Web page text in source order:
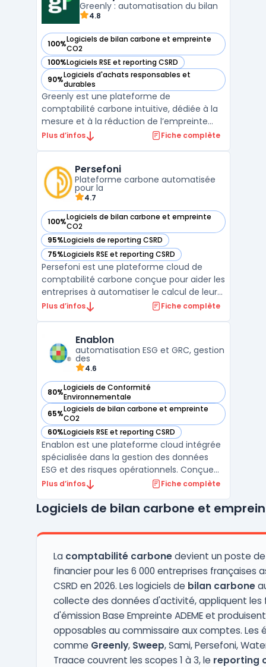
émissions dire ...Greenly : automatisation du bilan
4.8
100%Logiciels de bilan carbone et empreinte
CO2
— voir Greenly dans cette catégorie
100%Logiciels RSE et reporting CSRD
— voir Greenly dans cette catégorie
90%Logiciels d'achats responsables et
durables
— voir Greenly dans cette catégorie
Greenly est une plateforme de
comptabilité carbone intuitive, dédiée à la
mesure et à la réduction de l’empreinte
carbone des entreprises. Elle s’intègre
données variées (consommation
énergétique, déplacements, etc.), perm ...
Plus d’infos Fiche complète
Persefoni
Plateforme carbone automatisée
pour la
4.7
100%Logiciels de bilan carbone et empreinte
CO2
— voir Persefoni dans cette catégorie
95%Logiciels de reporting CSRD
— voir Persefoni dans cette catégorie
75%Logiciels RSE et reporting CSRD
— voir Persefoni dans cette catégorie
Persefoni est une plateforme cloud de
comptabilité carbone conçue pour aider les
entreprises à automatiser le calcul de leur
empreinte carbone et à se conformer aux
intuitive, la plateforme permet de suivre les
émission ...
Plus d’infos Fiche complète
Enablon
automatisation ESG et GRC, gestion
des
4.6
80%Logiciels de Conformité
Environnementale
— voir Enablon dans cette catégorie
65%Logiciels de bilan carbone et empreinte
CO2
— voir Enablon dans cette catégorie
60%Logiciels RSE et reporting CSRD
— voir Enablon dans cette catégorie
Enablon est une plateforme cloud intégrée
spécialisée dans la gestion des données
ESG et des risques opérationnels. Conçue
pour centraliser la collecte, le suivi et
environnementales, sociales et de
entreprises de se conformer aux normes
Plus d’infos Fiche complète
Logiciels de bilan carbone et
La comptabilité carbonedevient un poste
financier pour les 6 000 entreprises françaises
CSRD en 2026. Les logiciels de bilan carbone
collecte des données d'activité, appliquent les
d'émission Base Empreinte ADEME et
opposables au commissaire aux comptes. Les
comme Greenly, Sweep, Sami, Persefoni,
Traace couvrent les scopes 1 à 3, le reporting